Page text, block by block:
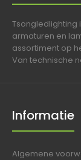
Tsongledlighting
armaturen en
assortiment op
Van technische
Informatie
Algemene